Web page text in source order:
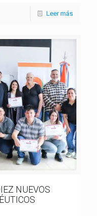
Leer más
NUEVOS